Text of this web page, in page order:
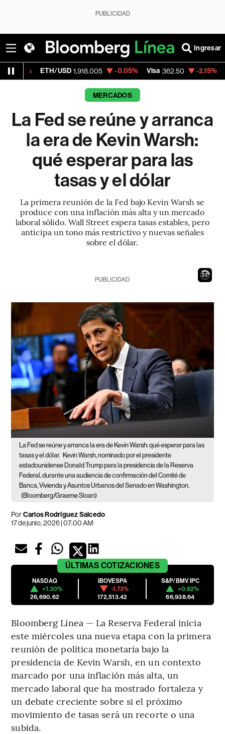
PUBLICIDAD
Ingresar
1,918.005 -0.05% Visa 362.50 -2.15% MercadoLibre
MERCADOS
La Fed se reúne y arranca
la era de Kevin Warsh:
qué esperar para las
tasas y el dólar
La primera reunión de la Fed bajo Kevin Warsh se
produce con una inflación más alta y un mercado
laboral sólido. Wall Street espera tasas estables, pero
anticipa un tono más restrictivo y nuevas señales
sobre el dólar.
21
PUBLICIDAD
La Fed se reúne y arranca la era de Kevin Warsh: qué esperar para las
tasas y el dólar. Kevin Warsh, nominado por el presidente
estadounidense Donald Trump para la presidencia de la Reserva
Federal, durante una audiencia de confirmación del Comité de
Banca, Vivienda y Asuntos Urbanos del Senado en Washington.
(Bloomberg/Graeme Sloan)
PorCarlos Rodríguez Salcedo
17 de junio, 2026 | 07:00 AM
ÚLTIMAS COTIZACIONES
NASDAQ
+1.30%
26,690.62
IBOVESPA
-1.73%
172,513.42
S&P/BMV IPC
+0.82%
66,938.64
Bloomberg Línea — La Reserva Federal inicia
este miércoles una nueva etapa con la primera
reunión de política monetaria bajo la
presidencia de Kevin Warsh, en un contexto
marcado por una inflación más alta, un
mercado laboral que ha mostrado fortaleza y
un debate creciente sobre si el próximo
movimiento de tasas será un recorte o una
subida.